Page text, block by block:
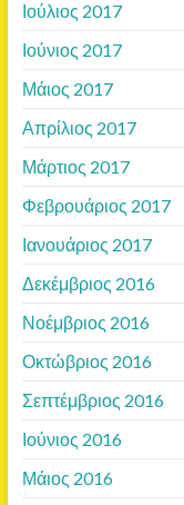
Ιούλιος 2017
Ιούνιος 2017
Μάιος 2017
Απρίλιος 2017
Μάρτιος 2017
Φεβρουάριος 2017
Ιανουάριος 2017
Δεκέμβριος 2016
Νοέμβριος 2016
Οκτώβριος 2016
Σεπτέμβριος 2016
Ιούνιος 2016
Μάιος 2016